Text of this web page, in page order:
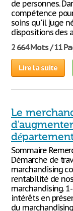
de personnes.
compétence
soins qu'il juge
dispositions des
2 664 Mots / 11
Lire la suite
Le
Sommaire
Démarche de
marchandising
rentabilité de
marchandising.
intérêts en
du